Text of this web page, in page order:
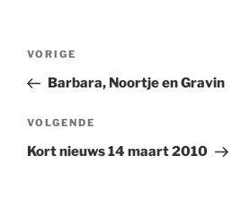
Berichtnavigatie
Vorig
bericht
VORIGE
Barbara, Noortje en Gravin
Volgend
bericht
VOLGENDE
Kort nieuws 14 maart 2010